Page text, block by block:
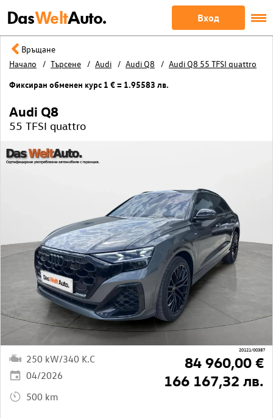
DasWeltAuto. Вход
Връщане
Начало
Търсене Audi Audi Q8 Audi Q8 55 TFSI quattro
Фиксиран обменен курс 1 € = 1.95583 лв.
20121/00387
Audi Q8
55 TFSI quattro
250 kW/340 K.C
04/2026
500 km
84 960,00 €
166 167,32 лв.